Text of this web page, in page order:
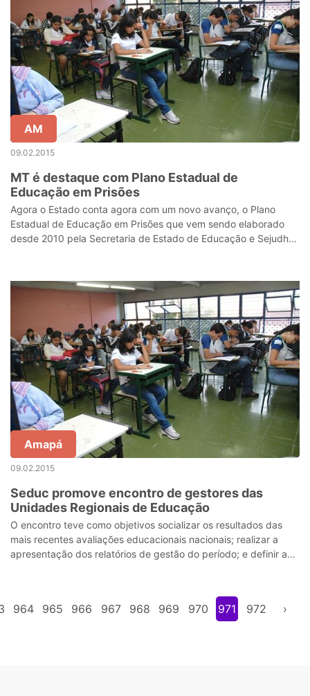
AM
09.02.2015
MT é destaque com Plano Estadual de
Educação em Prisões
Agora o Estado conta agora com um novo avanço, o Plano
Estadual de Educação em Prisões que vem sendo elaborado
desde 2010 pela Secretaria de Estado de Educação e Sejudh
Amapá
09.02.2015
Seduc promove encontro de gestores das
Unidades Regionais de Educação
O encontro teve como objetivos socializar os resultados das
mais recentes avaliações educacionais nacionais; realizar a
apresentação dos relatórios de gestão do período; e definir as
964 965 966 967 968 969 970 971 972 ›